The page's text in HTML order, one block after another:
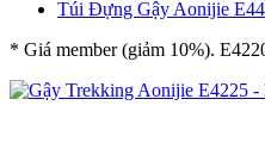
Túi Đựng Gậy Aonijie
* Giá member (giảm 10%).